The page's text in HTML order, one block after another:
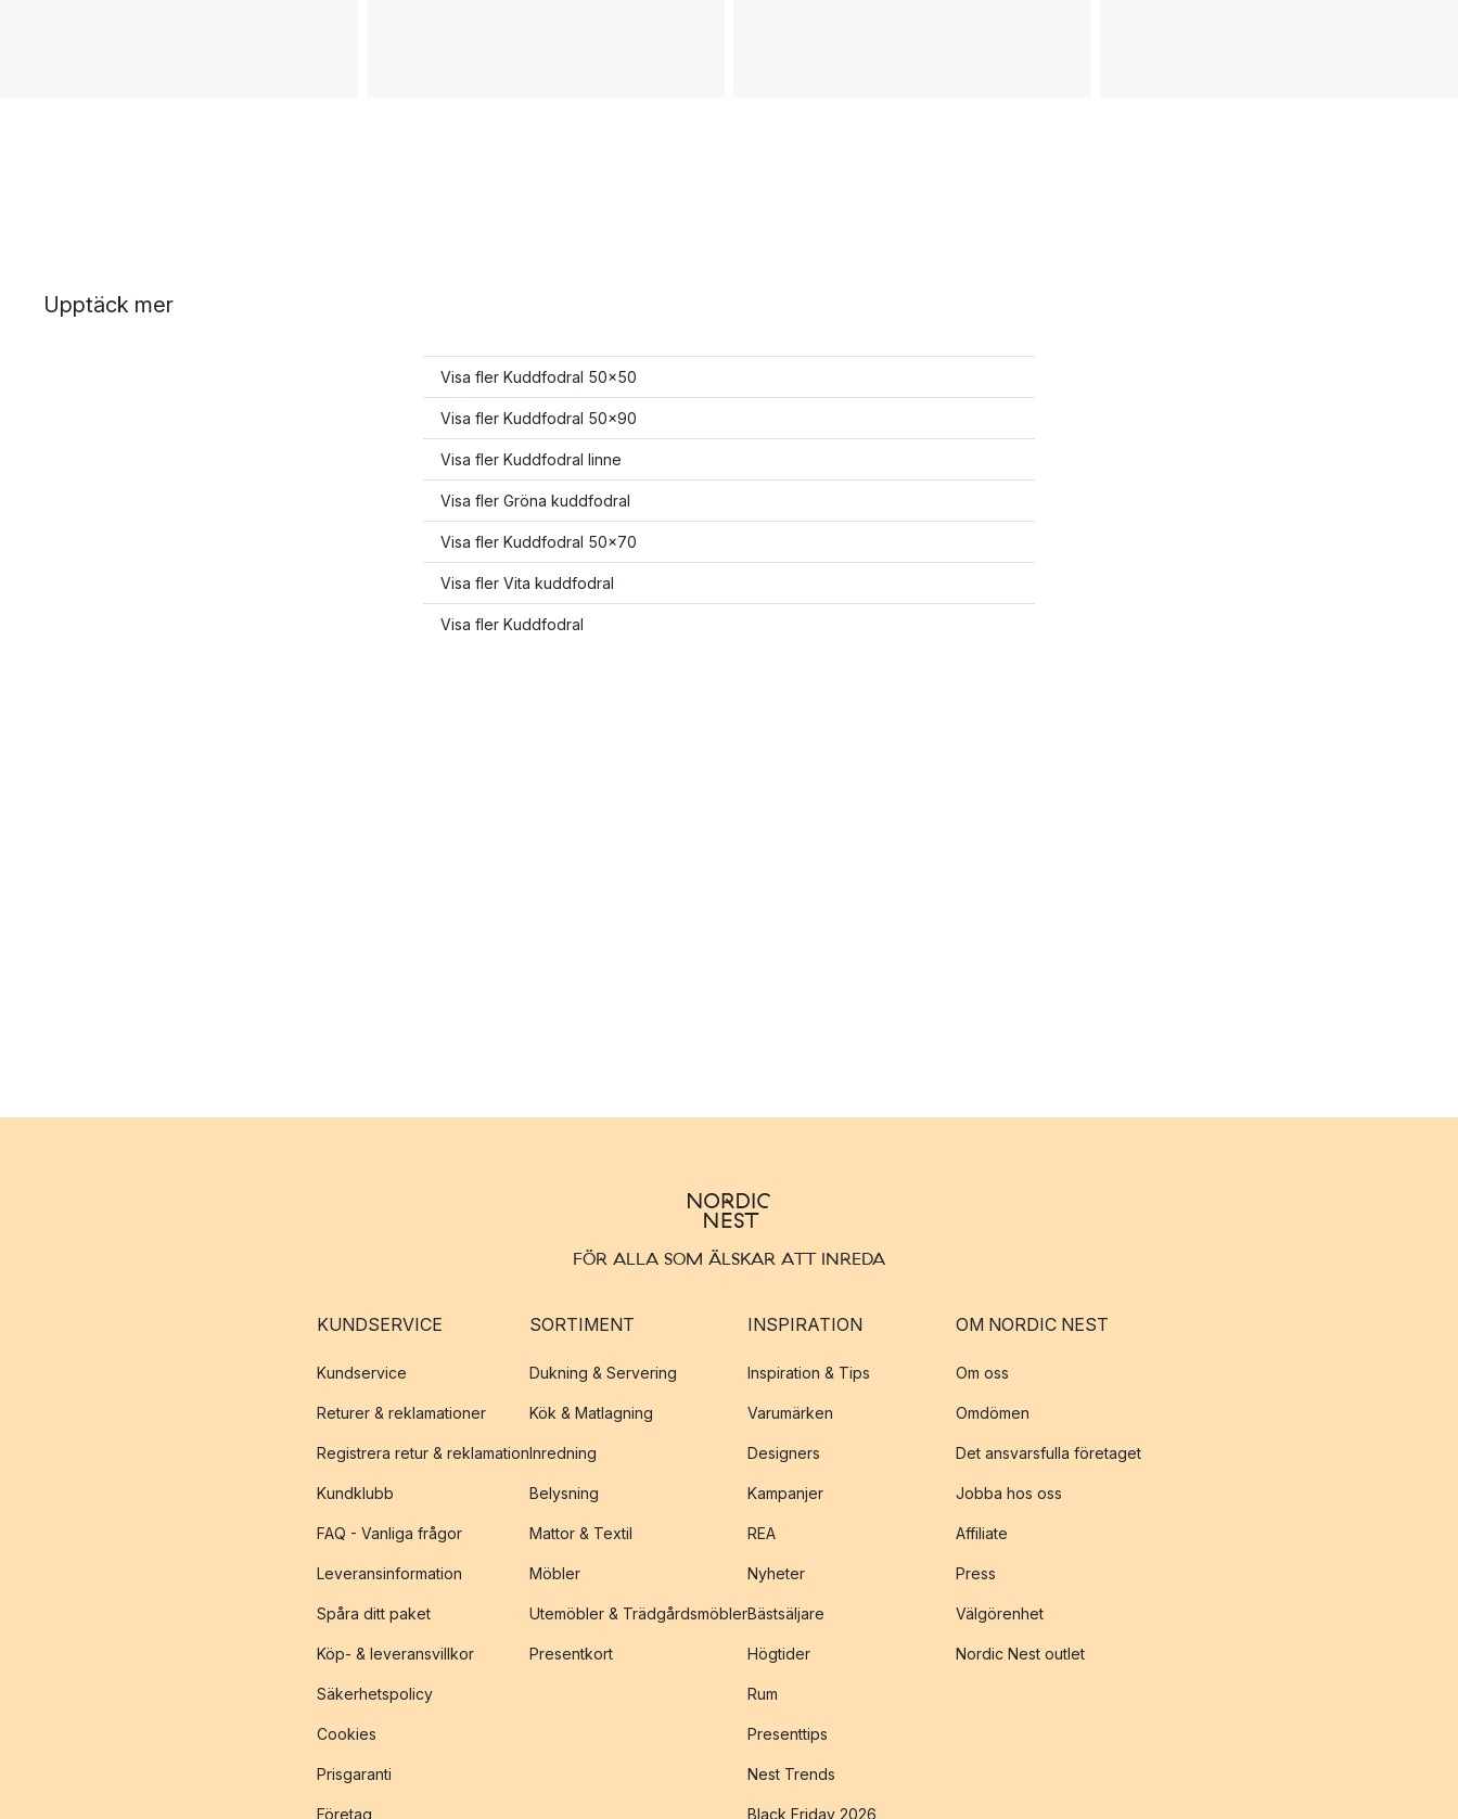
Upptäck mer
Visa fler Kuddfodral 50x50
Visa fler Kuddfodral 50x90
Visa fler Kuddfodral linne
Visa fler Gröna kuddfodral
Visa fler Kuddfodral 50x70
Visa fler Vita kuddfodral
Visa fler Kuddfodral
FÖR ALLA SOM ÄLSKAR ATT INREDA
KUNDSERVICE
Kundservice
Returer & reklamationer
Registrera retur & reklamation
Kundklubb
FAQ - Vanliga frågor
Leveransinformation
Spåra ditt paket
Köp- & leveransvillkor
Säkerhetspolicy
Cookies
Prisgaranti
Företag
SORTIMENT
Dukning & Servering
Kök & Matlagning
Inredning
Belysning
Mattor & Textil
Möbler
Utemöbler & Trädgårdsmöbler
Presentkort
INSPIRATION
Inspiration & Tips
Varumärken
Designers
Kampanjer
REA
Nyheter
Bästsäljare
Högtider
Rum
Presenttips
Nest Trends
Black Friday 2026
OM NORDIC NEST
Om oss
Omdömen
Det ansvarsfulla företaget
Jobba hos oss
Affiliate
Press
Välgörenhet
Nordic Nest outlet